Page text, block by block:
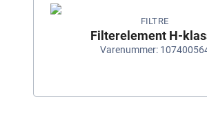
FILTRE
Filterelement H-
Varenummer: